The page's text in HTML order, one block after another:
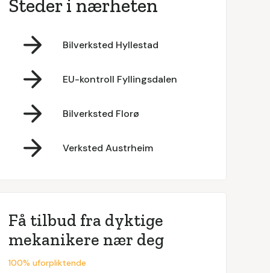
Steder i nærheten
Bilverksted Hyllestad
EU-kontroll Fyllingsdalen
Bilverksted Florø
Verksted Austrheim
Få tilbud fra dyktige
mekanikere nær deg
100% uforpliktende